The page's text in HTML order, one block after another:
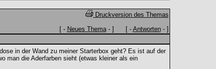
Druckversion des Themas
[ - Neues Thema- ] [ - Antworten- ]
in der Wand zu meiner Starterbox geht? Es ist auf der
man die Aderfarben sieht (etwas kleiner als ein